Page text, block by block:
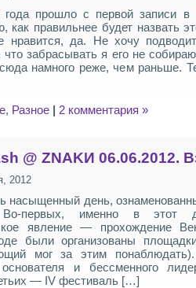
прошло с первой записи в
как правильнее будет назвать
нравится, да. Не хочу
что забрасывать я его не
намного реже, чем раньше.
, Разное | 2 комментария »
@ ZNAKИ 06.06.2012.
2012
насыщенный день,
Во-первых, именно в этот
явление — прохождение
были организованы
мог за этим
и бессменного
— IV фестиваль […]